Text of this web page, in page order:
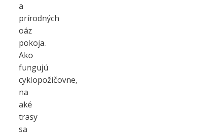
a
prírodných
oáz
pokoja.
Ako
fungujú
cyklopožičovne,
na
aké
trasy
sa